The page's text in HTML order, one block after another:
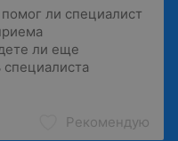
Рекомендую